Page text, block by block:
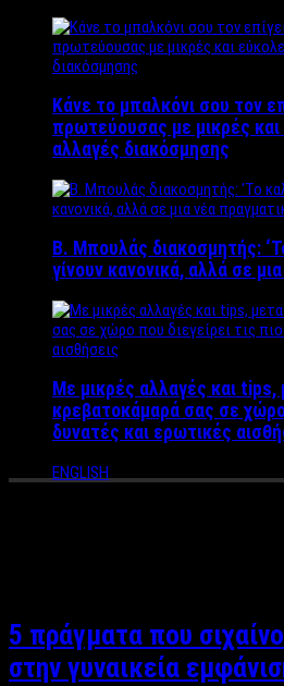
Κάνε το μπαλκόνι σου τον
πρωτεύουσας με μικρές και
αλλαγές διακόσμησης
Β. Μπουλάς διακοσμητής:
γίνουν κανονικά, αλλά σε
Με μικρές αλλαγές και
κρεβατοκάμαρά σας σε χώρο
δυνατές και ερωτικές
ENGLISH
5 πράγματα που
στην γυναικεία